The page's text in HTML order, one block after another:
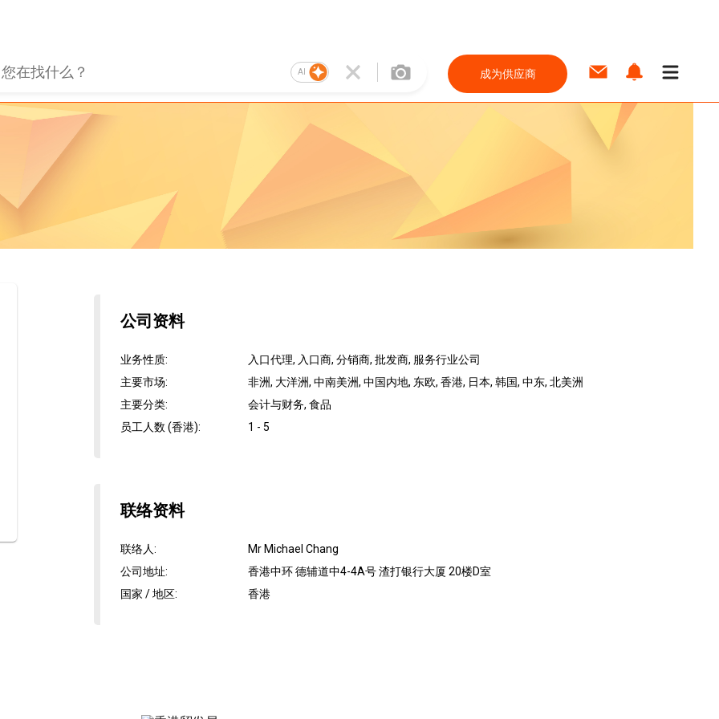
AI 成为供应商
公司资料
业务性质:
入口代理, 入口商, 分销商, 批发商, 服务行业公司
主要市场:
非洲, 大洋洲, 中南美洲, 中国内地, 东欧, 香港, 日本, 韩国, 中东, 北美洲
主要分类:
会计与财务, 食品
员工人数 (香港): 1 - 5
联络资料
联络人:
Mr Michael Chang
公司地址:
香港中环 德辅道中4-4A号 渣打银行大厦 20楼D室
国家 / 地区: 香港